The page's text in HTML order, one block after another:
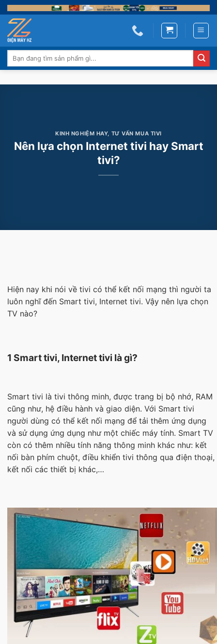
Skip
to
content
Tìm
kiếm:
KINH NGHIỆM HAY, TƯ VẤN MUA TIVI
Nên lựa chọn Internet tivi hay Smart
tivi?
Hiện nay khi nói về tivi có thể kết nối mạng thì người ta
luôn nghĩ đến Smart tivi, Internet tivi. Vậy nên lựa chọn
TV nào?
1 Smart tivi, Internet tivi là gì?
Smart tivi là tivi thông minh, được trang bị bộ nhớ, RAM
cũng như, hệ điều hành và giao diện. Với Smart tivi
người dùng có thể kết nối mạng để tải thêm ứng dụng
và sử dụng ứng dụng như một chiếc máy tính. Smart TV
còn có thêm nhiều tính năng thông minh khác như: kết
nối bàn phím chuột, điều khiển tivi thông qua điện thoại,
kết nối các thiết bị khác,…